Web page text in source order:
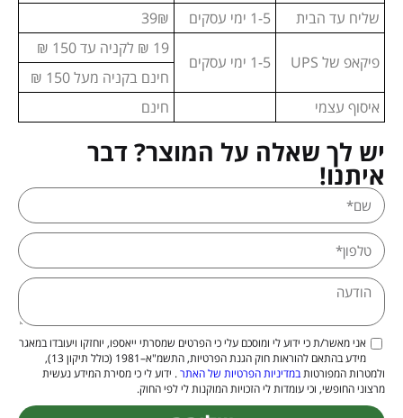
שליח עד הבית
1-5 ימי עסקים 39₪
פיקאפ של UPS 1-5 ימי עסקים
19 ₪ לקניה עד 150 ₪
חינם בקניה מעל 150 ₪
איסוף עצמי
חינם
יש לך שאלה על המוצר? דבר
איתנו!
אני מאשר/ת כי ידוע לי ומוסכם עלי כי הפרטים שמסרתי ייאספו, יוחזקו ויעובדו במאגר
מידע בהתאם להוראות חוק הגנת הפרטיות, התשמ"א–1981 (כולל תיקון 13),
ולמטרות המפורטותבמדיניות הפרטיות של האתר. ידוע לי כי מסירת המידע נעשית
מרצוני החופשי, וכי עומדות לי הזכויות המוקנות לי לפי החוק.